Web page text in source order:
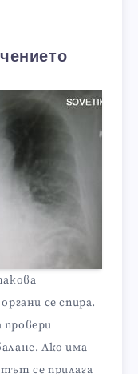
се спира.
Ако има
се прилага